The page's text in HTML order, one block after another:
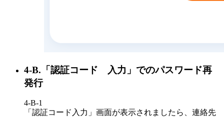
4-B.「認証コード 入力」でのパスワード再
発行
4-B-1
「認証コード入力」画面が表示されましたら、連絡先